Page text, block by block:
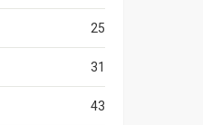
25
31
43